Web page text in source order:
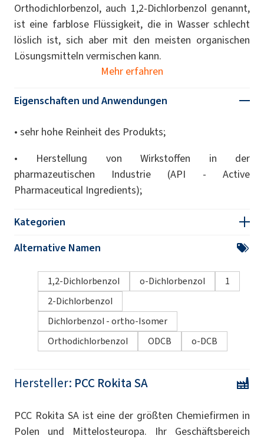
Orthodichlorbenzol, auch 1,2-Dichlorbenzol genannt,
ist eine farblose Flüssigkeit, die in Wasser schlecht
löslich ist, sich aber mit den meisten organischen
Lösungsmitteln vermischen kann.
Mehr erfahren
Eigenschaften und Anwendungen
• sehr hohe Reinheit des Produkts;
• Herstellung von Wirkstoffen in der
pharmazeutischen Industrie (API - Active
Pharmaceutical Ingredients);
Kategorien
Alternative Namen
1,2-Dichlorbenzol o-Dichlorbenzol
1
2-Dichlorbenzol
Dichlorbenzol - ortho-Isomer
Orthodichlorbenzol
ODCB o-DCB
Hersteller: PCC Rokita SA
PCC Rokita SA ist eine der größten Chemiefirmen in
Polen und Mittelosteuropa. Ihr Geschäftsbereich